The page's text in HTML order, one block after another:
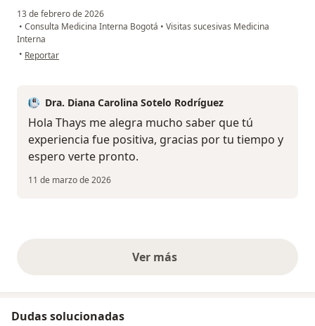
13 de febrero de 2026
• Consulta Medicina Interna Bogotá • Visitas sucesivas Medicina
Interna
• en opinión del usuario Thays Casares
Reportar
Dra. Diana Carolina Sotelo Rodríguez
Hola Thays me alegra mucho saber que tú
experiencia fue positiva, gracias por tu tiempo y
espero verte pronto.
11 de marzo de 2026
Ver másopiniones anteriores
Dudas solucionadas